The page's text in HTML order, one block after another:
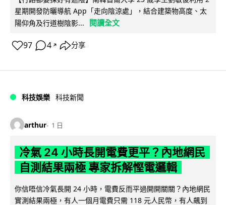
星期開發防曬導航 App「走向陰涼處」，結合建築物高度、太
陽仰角及行道樹陰影...
閱讀全文
97 4 ↗ 分享
科技娛樂 科技新聞
arthur 1 日
冷氣 24 小時長開電費更平？內地網民
自測結果兩極 專家拆解慳電邏輯
你信唔信冷氣長開 24 小時，電費反而平過開開關關？內地網民
實測結果兩極，有人一個月電費只需 118 元人民幣，有人飆到